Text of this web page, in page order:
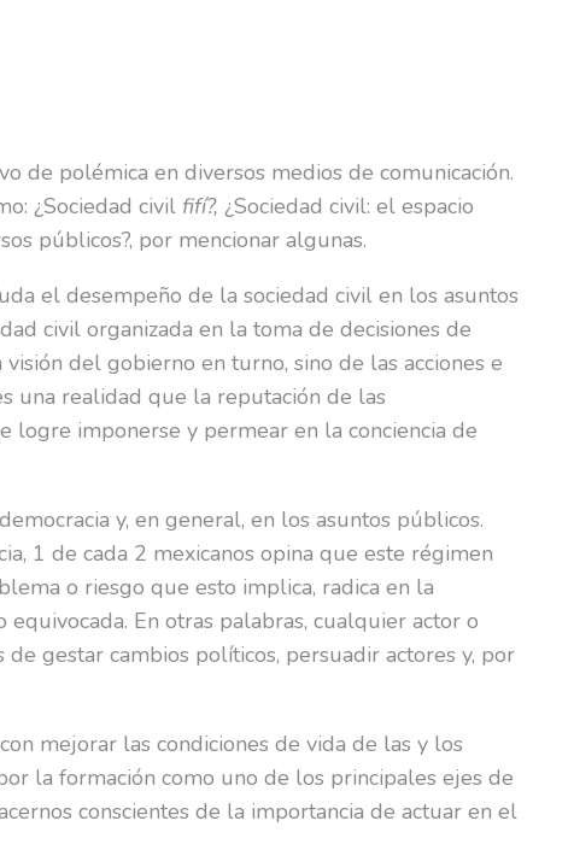
de polémica en diversos medios de comunicación.
¿Sociedad civil fifí?, ¿Sociedad civil: el espacio
públicos?, por mencionar algunas.
el desempeño de la sociedad civil en los asuntos
civil organizada en la toma de decisiones de
del gobierno en turno, sino de las acciones e
una realidad que la reputación de las
logre imponerse y permear en la conciencia de
y, en general, en los asuntos públicos.
1 de cada 2 mexicanos opina que este régimen
o riesgo que esto implica, radica en la
En otras palabras, cualquier actor o
gestar cambios políticos, persuadir actores y, por
mejorar las condiciones de vida de las y los
la formación como uno de los principales ejes de
conscientes de la importancia de actuar en el